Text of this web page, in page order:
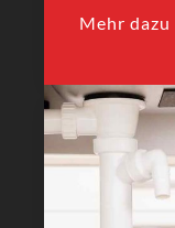
Mehr dazu